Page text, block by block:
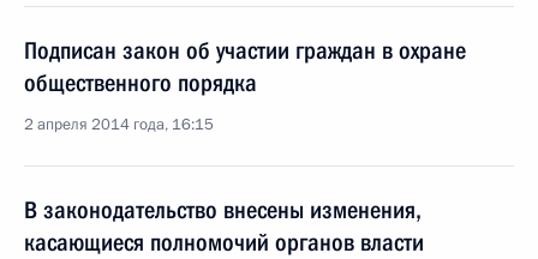
Подписан закон об участии граждан в охране
общественного порядка
2 апреля 2014 года, 16:15
В законодательство внесены изменения,
касающиеся полномочий органов власти